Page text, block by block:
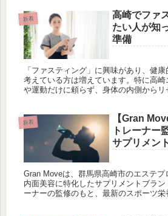
新着
高崎でファ
たい人が知
準備
「ファスティング」に興味があり、健
考えている方は増えています。特に高
や運動だけに頼らず、身体の内側から
新着
【Gran
トレーナー
サプリメン
Gran Moveは、群馬県高崎市のエステプ
内面美容に特化したサプリメントブラ
ーナーの監修のもと、最新のスポーツ